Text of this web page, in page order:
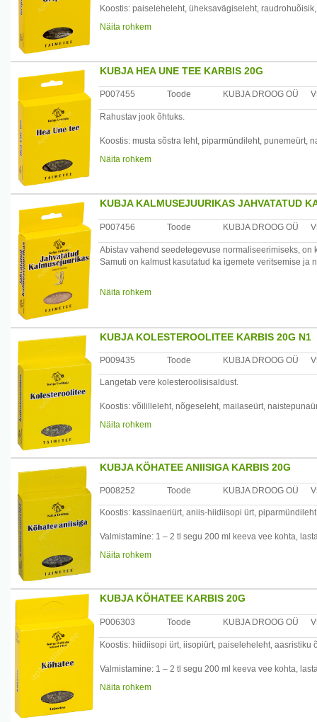
Koostis: paiseleheleht, üheksavägiseleht,
Valmistamine: 1 tl segu klaasi keeva vee kohta, lasta
ravikuur.
Tootja: Kubja Ürt OÜ, Sompa tee 8, 11913 Tallinn, Eesti
Näita rohkem
KUBJA HEA UNE TEE KARBIS 20G
P007455 Toode KUBJA DROOG OÜ
Rahustav jook õhtuks.
Koostis: musta sõstra leht, piparmündileht, punemeürt,
Valmistamine: 1 – 2 tl segu 200 ml keeva vee kohta,
Näita rohkem
KUBJA KALMUSEJUURIKAS JAHVATATUD
P007456 Toode KUBJA DROOG OÜ
Abistav vahend seedetegevuse normaliseerimiseks,
Samuti on kalmust kasutatud ka igemete veritsemise ja
Tootja: Kubja Ürt OÜ, Sompa tee 8, 11913 Tallinn, Eesti
Näita rohkem
KUBJA KOLESTEROOLITEE KARBIS 20G N1
P009435 Toode KUBJA DROOG OÜ
Langetab vere kolesteroolisisaldust.
Koostis: võililleleht, nõgeseleht, mailaseürt,
Valmistamine: 1 tl segu 200 ml keeva vee kohta, lasta
Näita rohkem
KUBJA KÖHATEE ANIISIGA KARBIS 20G
P008252 Toode KUBJA DROOG OÜ
Koostis: kassinaeriürt, aniis-hiidiisopi ürt,
Valmistamine: 1 – 2 tl segu 200 ml keeva vee kohta,
Kasutamine: köha korral juua soojalt 1 – 2 tassitäit 3 –
Tootja: Kubja Ürt OÜ, Sompa tee 8, 11913 Tallinn, Eesti
Näita rohkem
KUBJA KÖHATEE KARBIS 20G
P006303 Toode KUBJA DROOG OÜ
Koostis: hiidiisopi ürt, iisopiürt, paiseleheleht, aasristiku
Valmistamine: 1 – 2 tl segu 200 ml keeva vee kohta,
Kasutamine: juua soojalt 1 – 2 tassitäit päevas. Toimib
Näita rohkem